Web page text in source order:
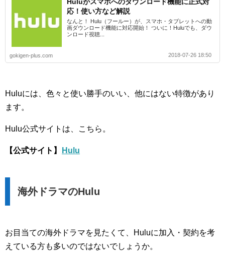
応！使い方など解説
なんと！ Hulu（フールー）が、スマホ・タブレットへの動
画ダウンロード機能に対応開始！ ついに！Huluでも、ダウ
ンロード視聴...
gokigen-plus.com 2018-07-26 18:50
Huluには、色々と使い勝手のいい、他にはない特徴があり
ます。
Hulu公式サイトは、こちら。
【公式サイト】 Hulu
海外ドラマのHulu
お目当ての海外ドラマを見たくて、Huluに加入・契約を考
えている方も多いのではないでしょうか。